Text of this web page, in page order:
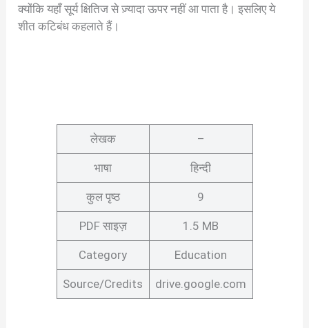
क्योंकि यहाँ सूर्य क्षितिज से ज़्यादा ऊपर नहीं आ पाता है। इसलिए ये
शीत कटिबंध कहलाते हैं।
लेखक –
भाषा हिन्दी
कुल पृष्ठ 9
PDF साइज़ 1.5 MB
Category Education
Source/Credits drive.google.com